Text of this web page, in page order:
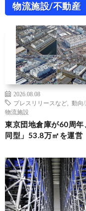
物流施設/不動産
2026.08.08
プレスリリースなど
動向/
物流施設
東京団地倉庫が60周年
同型」53.8万㎡を運営